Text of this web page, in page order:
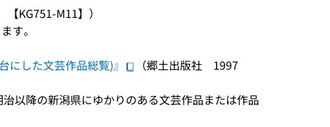
KG751-M11】）
す。
にした文芸作品総覧)』
（郷土出版社 1997
以降の新潟県にゆかりのある文芸作品または作品